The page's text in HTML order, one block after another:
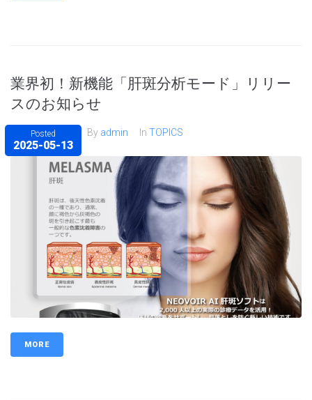
業界初！新機能「肝斑分析モード」リリー
スのお知らせ
By admin In TOPICS
Posted
2025-05-13
MORE